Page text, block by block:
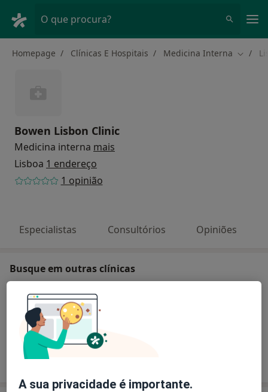
O que procura?
Homepage Clínicas E Hospitais Medicina Interna Mudar
Bowen Lisbon Clinic
Medicina interna mais
Lisboa 1 endereço
1 opinião
Especialistas Consultórios Opiniões
Busque em outras clínicas
Psicólogo
Psiquiatra
A sua privacidade é importante.